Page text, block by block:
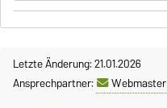
Letzte Änderung: 21.01.2026
Ansprechpartner:
Webmaster